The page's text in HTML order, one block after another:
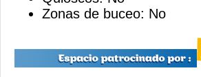
Zonas de buceo: No